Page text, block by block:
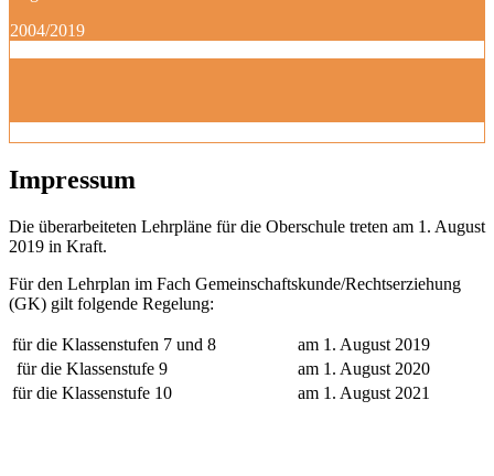
2004/2019
Impressum
Die überarbeiteten Lehrpläne für die Oberschule treten am 1. August
2019 in Kraft.
Für den Lehrplan im Fach Gemeinschaftskunde/Rechtserziehung
(GK) gilt folgende Regelung:
für die Klassenstufen 7 und 8
am 1. August 2019
für die Klassenstufe 9
am 1. August 2020
für die Klassenstufe 10
am 1. August 2021